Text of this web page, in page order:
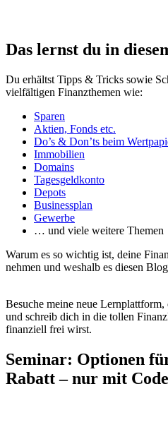
Das lernst du in
Du erhältst Tipps & Tricks sowie
vielfältigen Finanzthemen wie:
Sparen
Aktien, Fonds etc.
Do’s & Don’ts beim
Immobilien
Domains
Tagesgeldkonto
Depots
Businessplan
Gewerbe
… und viele weitere Themen
Warum es so wichtig ist, deine
nehmen und weshalb es diesen
Besuche meine neue Lernplattform,
und schreib dich in die tollen
finanziell frei wirst.
Seminar: Optionen
Rabatt – nur mit